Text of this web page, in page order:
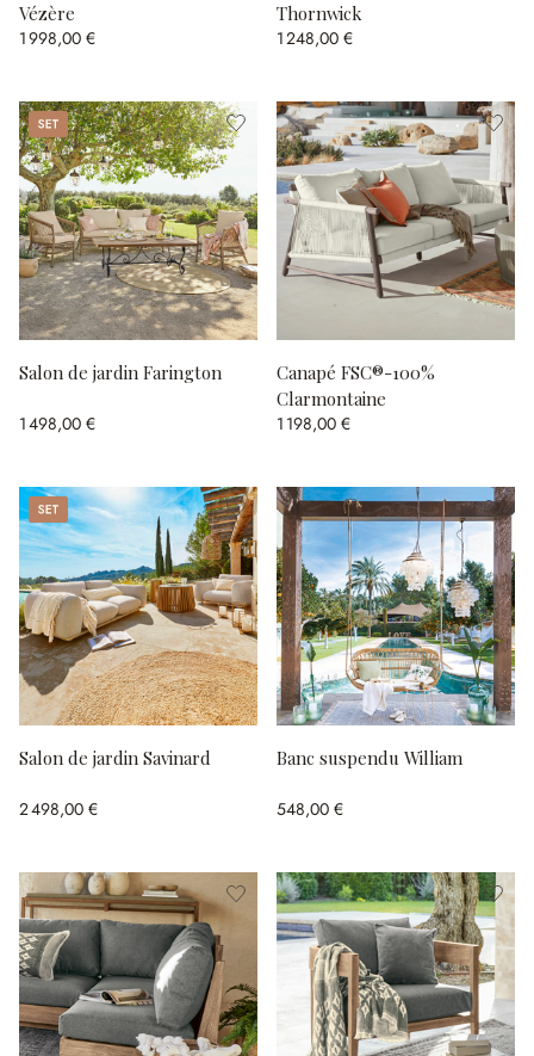
Vézère
1 998,00 €
Thornwick
1 248,00 €
Set
Salon de jardin Farington
1 498,00 €
Canapé FSC®-100%
Clarmontaine
1 198,00 €
Set
Salon de jardin Savinard
2 498,00 €
Banc suspendu William
548,00 €